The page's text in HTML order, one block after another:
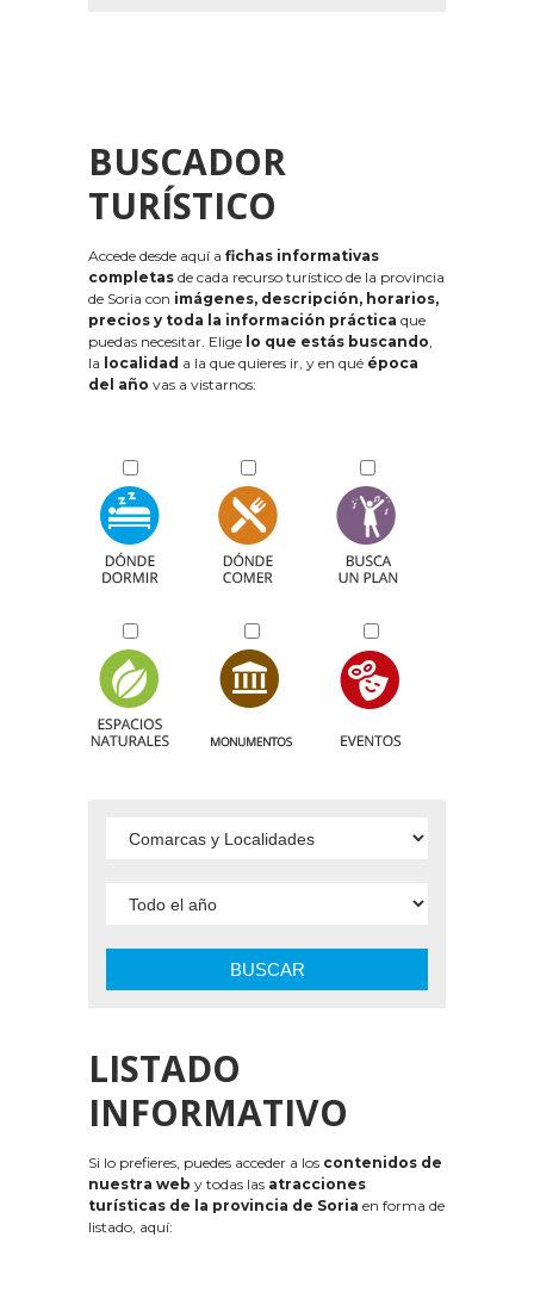
BUSCADOR
TURÍSTICO
Accede desde aquí a fichas informativas
completas de cada recurso turístico de la provincia
de Soria con imágenes, descripción, horarios,
precios y toda la información práctica que
puedas necesitar. Elige lo que estás buscando,
la localidad a la que quieres ir, y en qué época
del año vas a vistarnos:
BUSCAR
LISTADO
INFORMATIVO
Si lo prefieres, puedes acceder a los contenidos de
nuestra web y todas las atracciones
turísticas de la provincia de Soria en forma de
listado, aquí: